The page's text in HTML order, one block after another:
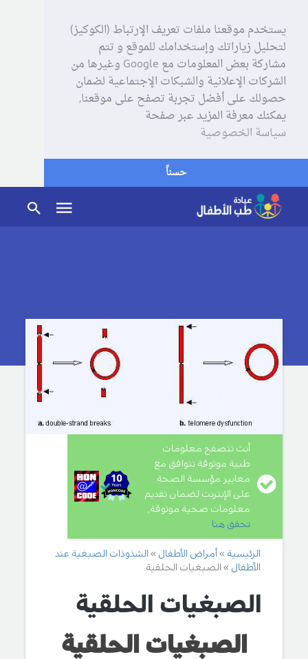
يستخدم موقعنا ملفات تعريف الإرتباط (الكوكيز)
لتحليل زياراتك وإستخدامك للموقع و تتم
مشاركة بعض المعلومات مع Google وغيرها من
الشركات الإعلانية والشبكات الإجتماعية لضمان
حصولك على أفضل تجربة تصفح على موقعنا,
يمكنك معرفة المزيد عبر صفحة
سياسة الخصوصية
حسناً
أنت تتصفح معلومات
طبية موثوقة تتوافق مع
معايير مؤسسة الصحة
على الإنترنت لضمان تقديم
معلومات صحية موثوقة,
تحقق هنا.
الرئيسية أمراض الأطفال
الشذوذات الصبغية عند
الأطفال
الصبغيات الحلقية
الصبغيات الحلقية
الصبغيات الحلقية